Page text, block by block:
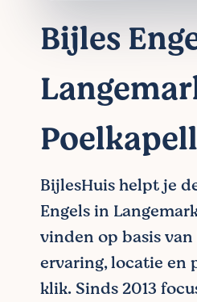
Bijles
BijlesHuis helpt je
Engels in
vinden op basis
ervaring, locatie en
klik. Sinds 2013